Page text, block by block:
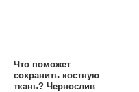
Что поможет
сохранить костную
ткань? Чернослив